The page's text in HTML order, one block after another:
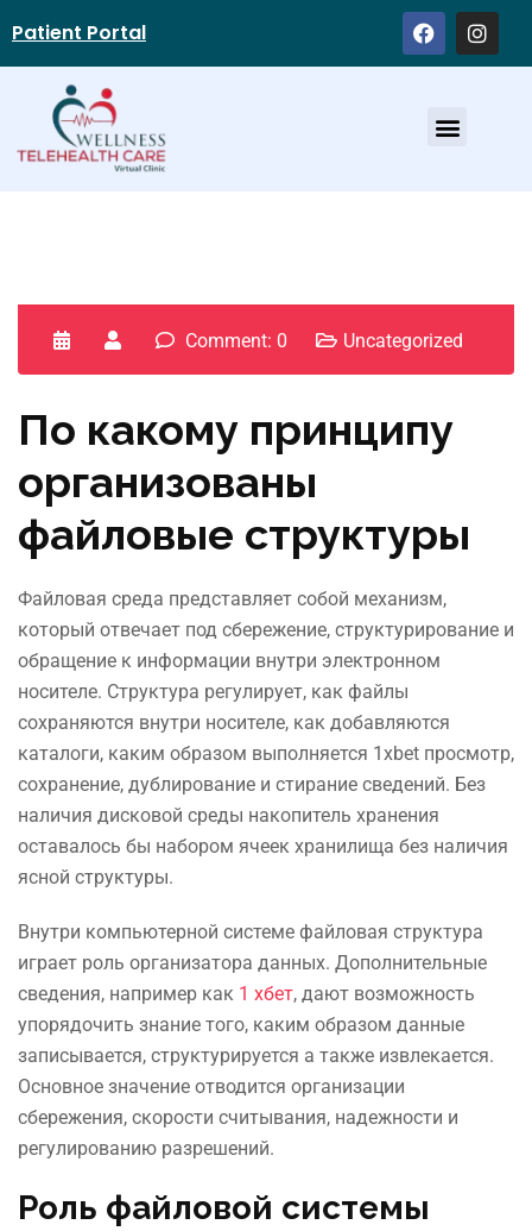
Patient Portal
Comment: 0 Uncategorized
По какому принципу
организованы
файловые структуры
Файловая среда представляет собой механизм,
который отвечает под сбережение, структурирование и
обращение к информации внутри электронном
носителе. Структура регулирует, как файлы
сохраняются внутри носителе, как добавляются
каталоги, каким образом выполняется 1xbet просмотр,
сохранение, дублирование и стирание сведений. Без
наличия дисковой среды накопитель хранения
оставалось бы набором ячеек хранилища без наличия
ясной структуры.
Внутри компьютерной системе файловая структура
играет роль организатора данных. Дополнительные
сведения, например как 1 хбет, дают возможность
упорядочить знание того, каким образом данные
записывается, структурируется а также извлекается.
Основное значение отводится организации
сбережения, скорости считывания, надежности и
регулированию разрешений.
Роль файловой системы